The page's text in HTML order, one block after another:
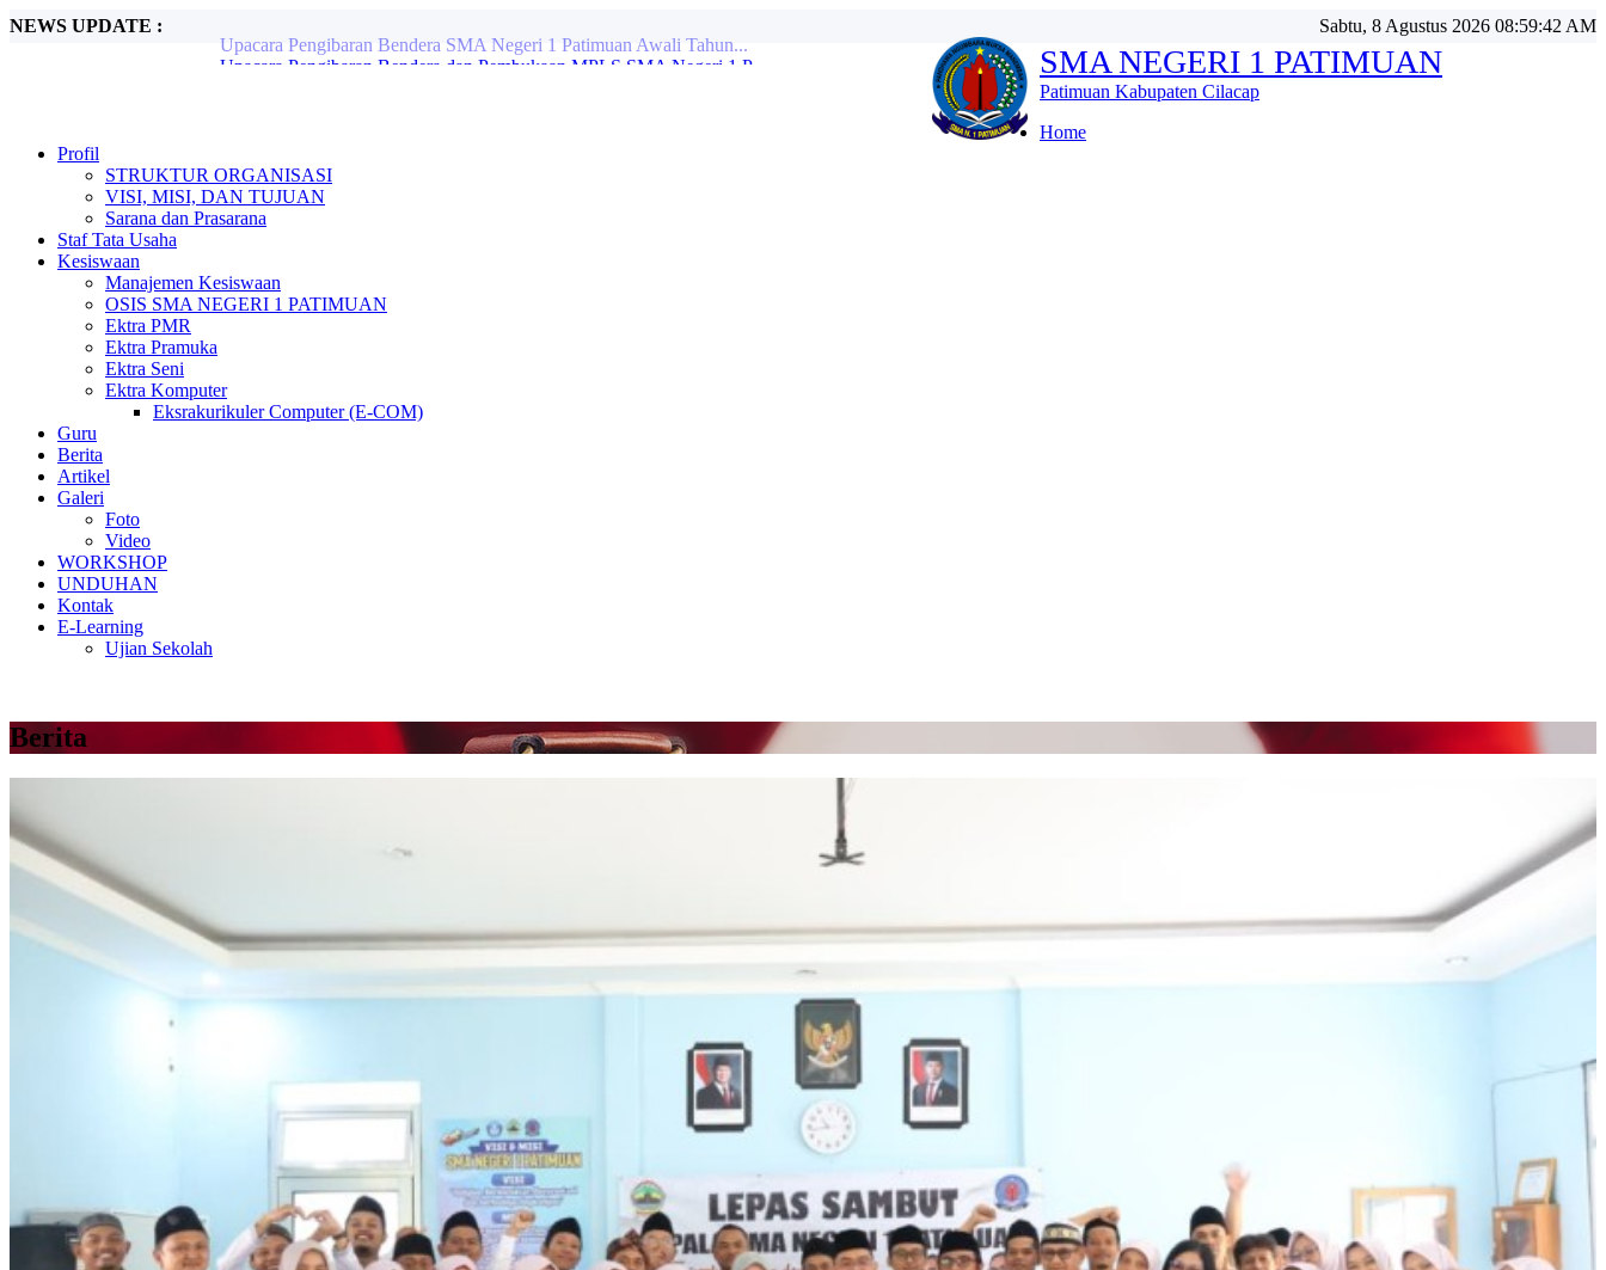
NEWS UPDATE :
Upacara Pengibaran Bendera dan Pembukaan MPLS SMA Negeri 1 P...
Tiga Siswa Berhasil Lolos OSN Tingkat Kabupaten Tahun 2026...
Upacara Pengibaran Bendera Merah Putih SMA Negeri 1 Patimuan...
UPACARA PENGIBARAN BENDERA MERAH PUTIH SMA NEGERI 1 PATIMUAN...
UPACARA PERINGATAN HARI ANAK NASIONAL KE-42 TAHUN 2026 DI SM...
Sabtu, 8 Agustus 2026 08:59:43 AM
SMA NEGERI 1 PATIMUAN
Patimuan Kabupaten Cilacap
Home
Profil
STRUKTUR ORGANISASI
VISI, MISI, DAN TUJUAN
Sarana dan Prasarana
Staf Tata Usaha
Kesiswaan
Manajemen Kesiswaan
OSIS SMA NEGERI 1 PATIMUAN
Ektra PMR
Ektra Pramuka
Ektra Seni
Ektra Komputer
Eksrakurikuler Computer (E-COM)
Guru
Berita
Artikel
Galeri
Foto
Video
WORKSHOP
UNDUHAN
Kontak
E-Learning
Ujian Sekolah
Berita